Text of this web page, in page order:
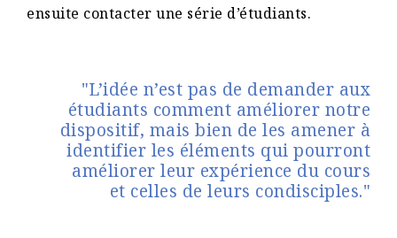
ensuite contacter une série d’étudiants.
"L’idée n’est pas de demander aux
étudiants comment améliorer notre
dispositif, mais bien de les amener à
identifier les éléments qui pourront
améliorer leur expérience du cours
et celles de leurs condisciples."